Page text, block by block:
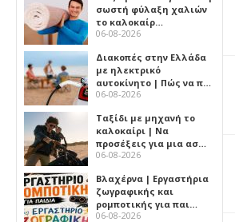
σωστή φύλαξη χαλιών
το καλοκαίρ…
06-08-2026
Διακοπές στην Ελλάδα
με ηλεκτρικό
αυτοκίνητο | Πώς να π…
06-08-2026
Ταξίδι με μηχανή το
καλοκαίρι | Να
προσέξεις για μια ασ…
06-08-2026
Βλαχέρνα | Εργαστήρια
ζωγραφικής και
ρομποτικής για παι…
06-08-2026